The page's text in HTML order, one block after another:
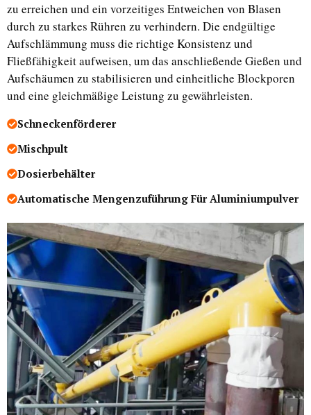
zu erreichen und ein vorzeitiges Entweichen von Blasen
durch zu starkes Rühren zu verhindern. Die endgültige
Aufschlämmung muss die richtige Konsistenz und
Fließfähigkeit aufweisen, um das anschließende Gießen und
Aufschäumen zu stabilisieren und einheitliche Blockporen
und eine gleichmäßige Leistung zu gewährleisten.
Schneckenförderer
Mischpult
Dosierbehälter
Automatische Mengenzuführung Für Aluminiumpulver